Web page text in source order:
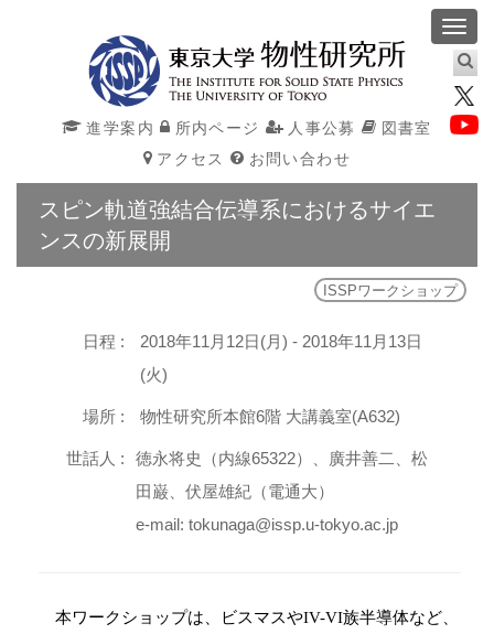
進学案内 所内ページ 人事公募
図書室
アクセス
お問い合わせ
スピン軌道強結合伝導系におけるサイエ
ンスの新展開
ISSPワークショップ
日程 :
2018年11月12日(月) - 2018年11月13日
(火)
場所 : 物性研究所本館6階 大講義室(A632)
世話人 :
徳永将史（内線65322）、廣井善二、松
田巌、伏屋雄紀（電通大）
e-mail: tokunaga@issp.u-tokyo.ac.jp
本ワークショップは、ビスマスやIV-VI族半導体など、